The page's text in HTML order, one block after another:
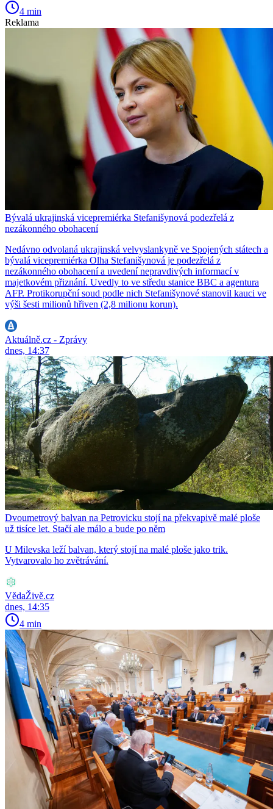
4 min
Reklama
Bývalá ukrajinská vicepremiérka Stefanišynová podezřelá z
nezákonného obohacení
Nedávno odvolaná ukrajinská velvyslankyně ve Spojených státech a
bývalá vicepremiérka Olha Stefanišynová je podezřelá z
nezákonného obohacení a uvedení nepravdivých informací v
majetkovém přiznání. Uvedly to ve středu stanice BBC a agentura
AFP. Protikorupční soud podle nich Stefanišynové stanovil kauci ve
výši šesti milionů hřiven (2,8 milionu korun).
Aktuálně.cz - Zprávy
dnes, 14:37
Dvoumetrový balvan na Petrovicku stojí na překvapivě malé ploše
už tisíce let. Stačí ale málo a bude po něm
U Milevska leží balvan, který stojí na malé ploše jako trik.
Vytvarovalo ho zvětrávání.
VědaŽivě.cz
dnes, 14:35
4 min